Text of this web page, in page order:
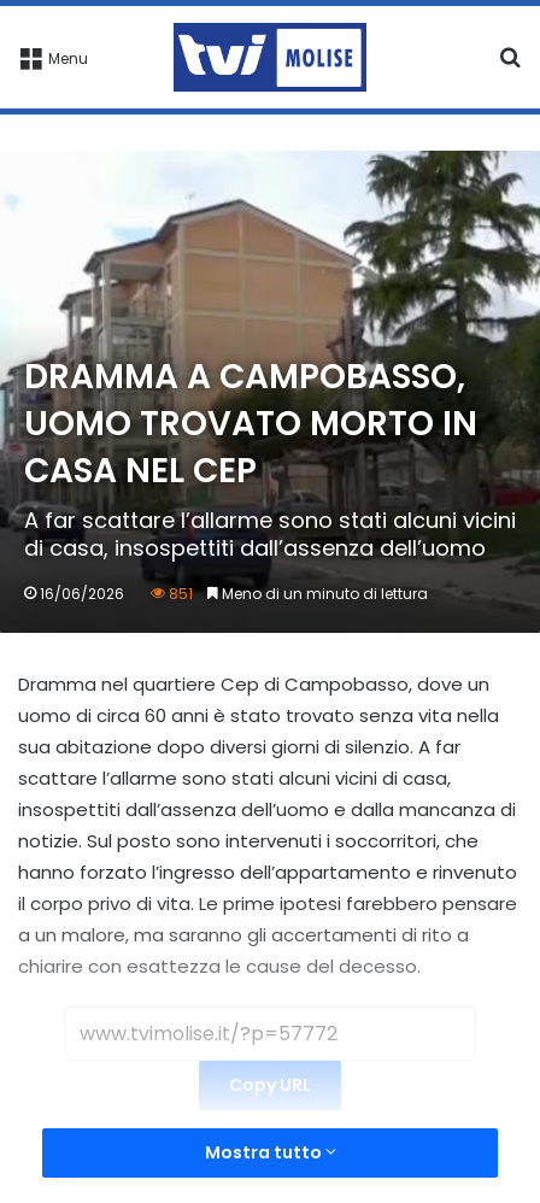
Menu
DRAMMA A CAMPOBASSO,
UOMO TROVATO MORTO IN
CASA NEL CEP
A far scattare l’allarme sono stati alcuni vicini
di casa, insospettiti dall’assenza dell’uomo
16/06/2026 851 Meno di un minuto di lettura
Dramma nel quartiere Cep di Campobasso, dove un
uomo di circa 60 anni è stato trovato senza vita nella
sua abitazione dopo diversi giorni di silenzio. A far
scattare l’allarme sono stati alcuni vicini di casa,
insospettiti dall’assenza dell’uomo e dalla mancanza di
notizie. Sul posto sono intervenuti i soccorritori, che
hanno forzato l’ingresso dell’appartamento e rinvenuto
il corpo privo di vita. Le prime ipotesi farebbero pensare
a un malore, ma saranno gli accertamenti di rito a
chiarire con esattezza le cause del decesso.
Copy URL
Mostra tutto